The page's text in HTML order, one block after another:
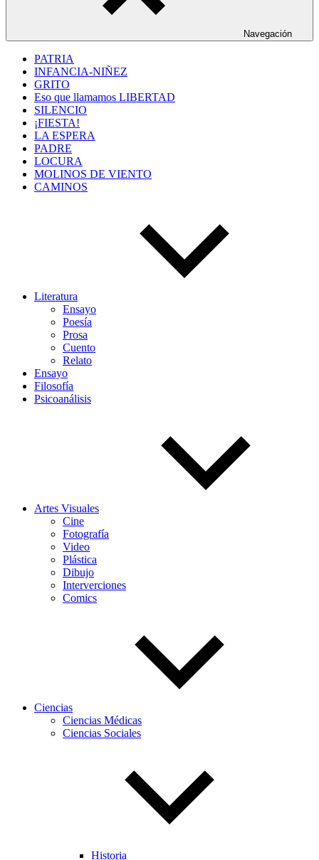
Navegación
PATRIA
INFANCIA-NIÑEZ
GRITO
Eso que llamamos LIBERTAD
SILENCIO
¡FIESTA!
LA ESPERA
PADRE
LOCURA
MOLINOS DE VIENTO
CAMINOS
Literatura
Ensayo
Poesía
Prosa
Cuento
Relato
Ensayo
Filosofía
Psicoanálisis
Artes Visuales
Cine
Fotografía
Video
Plástica
Dibujo
Interverciones
Comics
Ciencias
Ciencias Médicas
Ciencias Sociales
Historia